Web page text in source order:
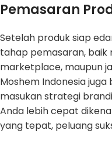
Pemasaran
Setelah produk siap
tahap pemasaran, baik
marketplace, maupun
Moshem Indonesia
masukan strategi
Anda lebih cepat
yang tepat, peluang